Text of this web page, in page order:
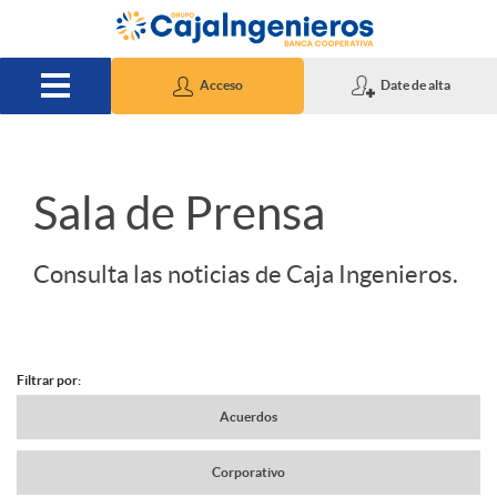
Saltar al contenido principal
Acceso Date de alta
S
Sala de Prensa
Consulta las noticias de Caja Ingenieros.
N
Filtrar por:
Acuerdos
Corporativo